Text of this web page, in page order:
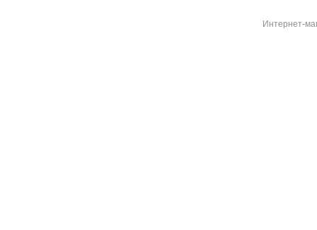
Интернет-